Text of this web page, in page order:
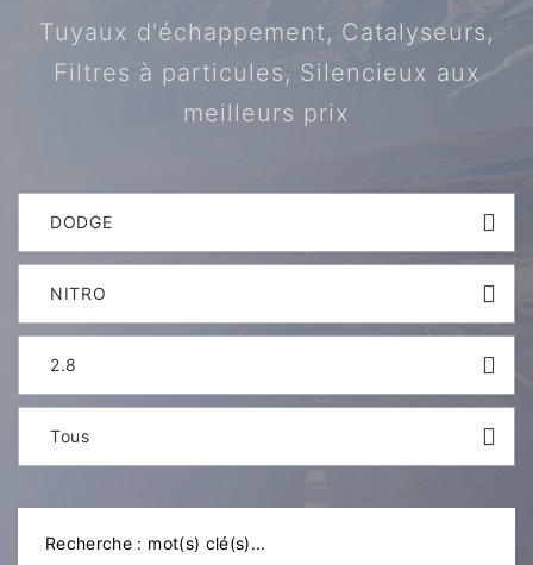
Tuyaux d'échappement, Catalyseurs,
Filtres à particules, Silencieux aux
meilleurs prix
DODGE
NITRO
2.8
Tous